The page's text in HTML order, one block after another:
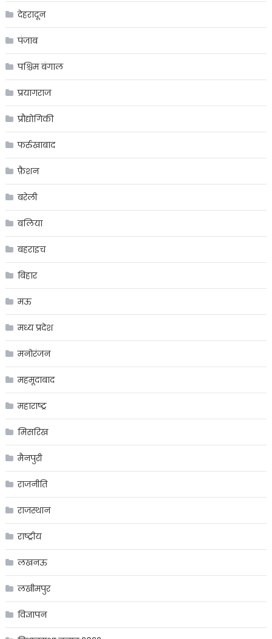
देहरादून
पंजाब
पश्चिम बंगाल
प्रयागराज
प्रौद्योगिकी
फर्रुखाबाद
फ़ैशन
बरेली
बलिया
बहराइच
बिहार
मऊ
मध्य प्रदेश
मनोरंजन
महमूदाबाद
महाराष्ट्र
मिसरिख
मैनपुरी
राजनीति
राजस्थान
राष्ट्रीय
लखनऊ
लखीमपुर
विज्ञापन